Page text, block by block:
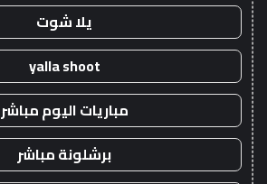
يلا شوت
yalla shoot
مباريات اليوم مباشر
برشلونة مباشر